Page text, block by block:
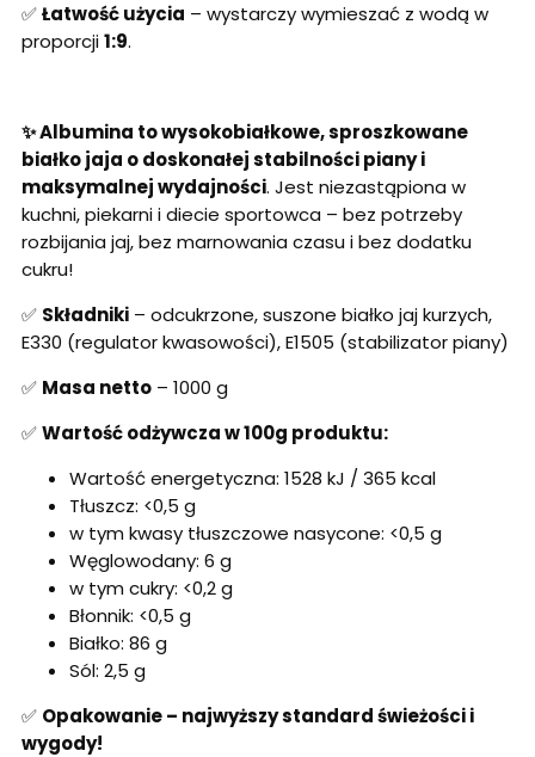
✅Łatwość użycia – wystarczy wymieszać z wodą w
proporcji1:9.
✨ Albumina to wysokobiałkowe, sproszkowane
białko jaja o doskonałej stabilności piany i
maksymalnej wydajności. Jest niezastąpiona w
kuchni, piekarni i diecie sportowca – bez potrzeby
rozbijania jaj, bez marnowania czasu i bez dodatku
cukru!
✅ Składniki – odcukrzone, suszone białko jaj kurzych,
E330 (regulator kwasowości), E1505 (stabilizator piany)
✅ Masa netto – 1000 g
✅Wartość odżywcza w 100g produktu:
Wartość energetyczna: 1528 kJ / 365 kcal
Tłuszcz: <0,5 g
w tym kwasy tłuszczowe nasycone: <0,5 g
Węglowodany: 6 g
w tym cukry: <0,2 g
Błonnik: <0,5 g
Białko: 86 g
Sól: 2,5 g
✅ Opakowanie – najwyższy standard świeżości i
wygody!